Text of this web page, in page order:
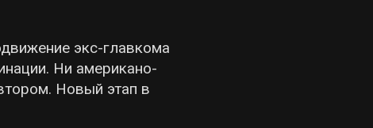
экс-главкома
Ни американо-
Новый этап в